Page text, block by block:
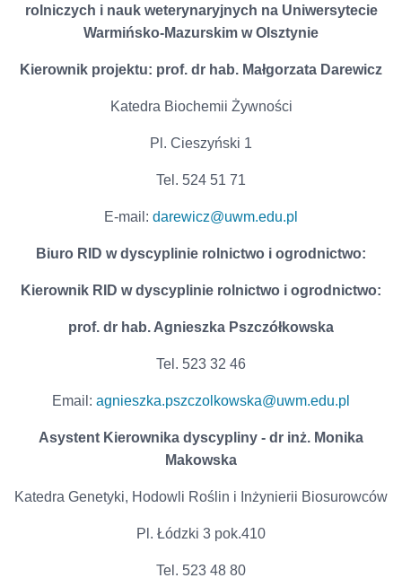
rolniczych i nauk weterynaryjnych na Uniwersytecie
Warmińsko-Mazurskim w Olsztynie
Kierownik projektu: prof. dr hab. Małgorzata Darewicz
Katedra Biochemii Żywności
Pl. Cieszyński 1
Tel. 524 51 71
E-mail: darewicz@uwm.edu.pl
Biuro RID w dyscyplinie rolnictwo i ogrodnictwo:
Kierownik RID w dyscyplinie rolnictwo i ogrodnictwo:
prof. dr hab. Agnieszka Pszczółkowska
Tel. 523 32 46
Email: agnieszka.pszczolkowska@uwm.edu.pl
Asystent Kierownika dyscypliny - dr inż. Monika
Makowska
Katedra Genetyki, Hodowli Roślin i Inżynierii Biosurowców
Pl. Łódzki 3 pok.410
Tel. 523 48 80